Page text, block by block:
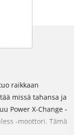
raikkaan
missä tahansa ja
Power X-Change -
-moottori. Tämä